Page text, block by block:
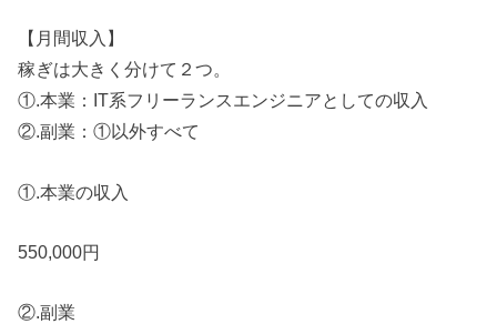
【月間収入】
稼ぎは大きく分けて２つ。
①.本業：IT系フリーランスエンジニアとしての収入
②.副業：①以外すべて
①.本業の収入
550,000円
②.副業